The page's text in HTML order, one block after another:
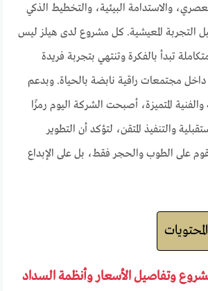
والاستدامة البيئية، والتخطيط الذكي
التجربة المعيشية. كل مشروع لدى هيلز ليس
تبدأ بالفكرة وتنتهي بتجربة فريدة
داخل مجتمعات راقية نابضة بالحياة. وبدعم
المتميزة، أصبحت الشركة اليوم رمزًا
والتنفيذ المتقن، لتؤكد أن التطوير
على الطوب والحجر فقط، بل على الإبداع
وتفاصيل الأسعار وأنظمة السداد